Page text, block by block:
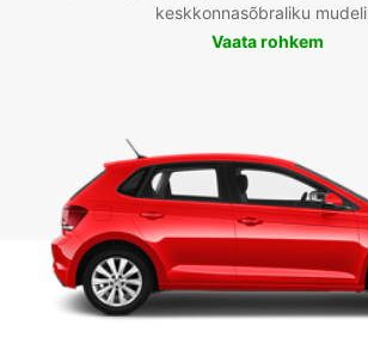
keskkonnasõbraliku
Vaata rohkem